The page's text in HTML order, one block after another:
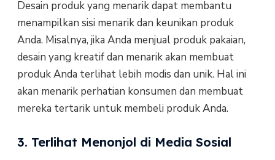
Desain produk yang menarik dapat membantu
menampilkan sisi menarik dan keunikan produk
Anda. Misalnya, jika Anda menjual produk pakaian,
desain yang kreatif dan menarik akan membuat
produk Anda terlihat lebih modis dan unik. Hal ini
akan menarik perhatian konsumen dan membuat
mereka tertarik untuk membeli produk Anda.
3. Terlihat Menonjol di Media Sosial